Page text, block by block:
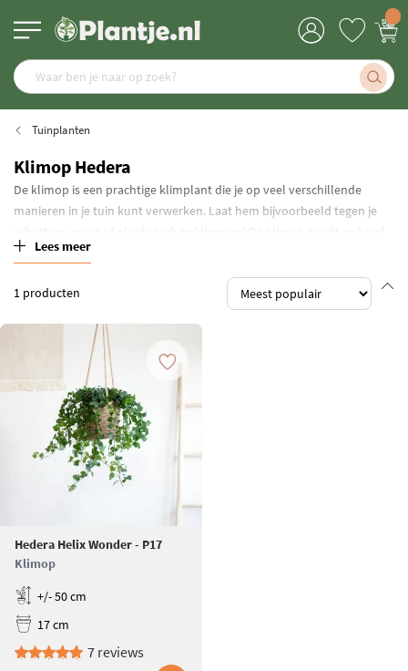
Tuinplanten
Klimop Hedera
De klimop is een prachtige klimplant die je op veel verschillende
manieren in je tuin kunt verwerken. Laat hem bijvoorbeeld tegen je
schutting, muur of plantenrek opklimmen! De klimop wordt ook wel
Hedera genoemd en is een schitterende aanwinst voor in elke tuin.
Lees meer
1 producten
Hedera Helix Wonder - P17
Klimop
+/- 50 cm
17 cm
7 reviews